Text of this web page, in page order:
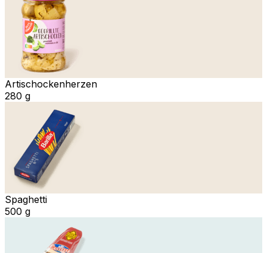
Artischockenherzen
280 g
Spaghetti
500 g